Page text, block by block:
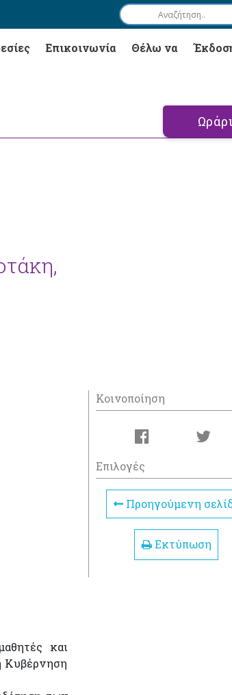
Επικοινωνία Θέλω να
και
Κυβέρνηση
Κοινοποίηση
Επιλογές
Προηγούμενη
Εκτύπωση